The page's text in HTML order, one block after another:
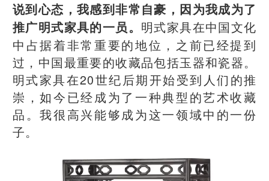
说到心态，我感到非常自豪，因为我成为了
推广明式家具的一员。 明式家具在中国文化
中占据着非常重要的地位，之前已经提到
过，中国最重要的收藏品包括玉器和瓷器。
明式家具在20世纪后期开始受到人们的推
崇，如今已经成为了一种典型的艺术收藏
品。我很高兴能够成为这一领域中的一份
子。